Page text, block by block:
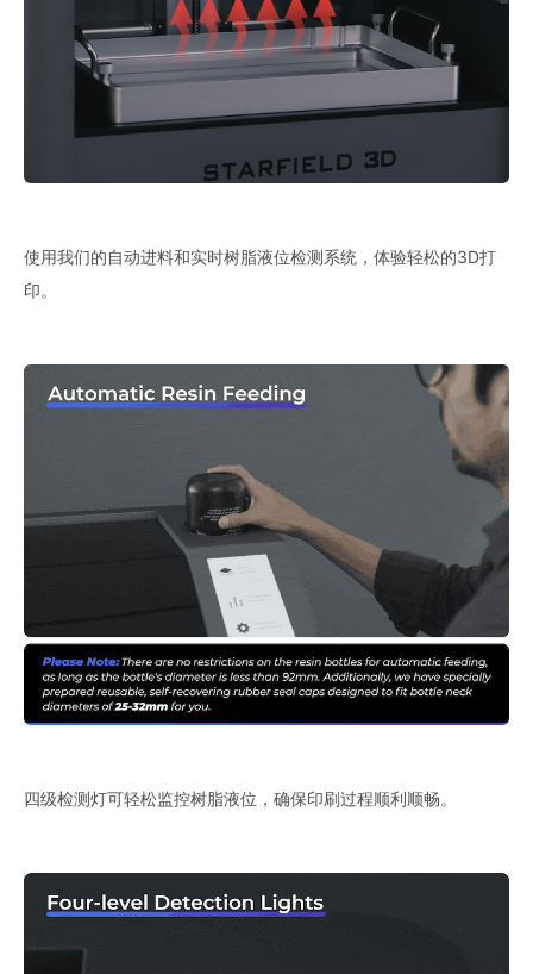
使用我们的自动进料和实时树脂液位检测系统，体验轻松的3D打
印。
四级检测灯可轻松监控树脂液位，确保印刷过程顺利顺畅。